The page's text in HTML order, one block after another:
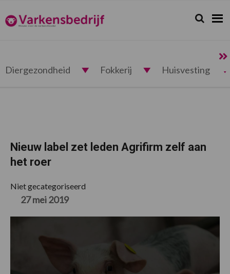
de
hoofdnavigatie
de
hoofd
de
eerste
de
voettekst
Varkensbedrijf.nl Zoeken...
Zoek
Diergezondheid Fokkerij Huisvesting
Nieuw label zet leden Agrifirm zelf aan
het roer
Niet gecategoriseerd
27 mei 2019